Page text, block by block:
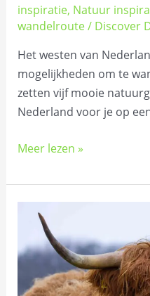
inspiratie, Natuur
wandelroute/ Discover
Het westen van
mogelijkheden om te
zetten vijf mooie
Nederland voor je op
Meer lezen »
Natuurgebied
Lentevreugd:
alle
informatie,
tips